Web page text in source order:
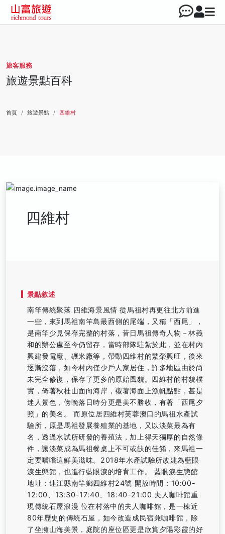
旅客服務
旅遊景點百科
首頁 旅遊景點 四維村
四維村
景點敘述
南竿傳統聚落 四維海景風情 從馬祖村再更往北方前進
一些，來到馬祖南竿島最西側的尾端，又稱「西尾」，
是南竿少見保存完整的村落，昔日馬祖傳奇人物－林義
和的辦公處至今仍留存，當時部隊駐紮於此，並在村內
興建發電廠、碾米廠等，帶動四維村的繁榮興旺，後來
逐漸沒落，如今村內僅少戶人家居住，許多地區由於尚
未完全修復，保存了更多的原始風貌。四維村的村貌樸
實，倚著秋桂山面向海岸，襯著海面上漁帆點點，甚是
迷人景色，傍晚落日時分更是美不勝收，有著「西尾夕
照」的美名。 而原位居四維村芙蓉澳口的馬祖水產試
驗所，原是馬祖發展養殖業的基地，又以淡菜最為有
名，透過水試所研發的養殖法，加上得天獨厚的自然條
件，讓淡菜成為馬祖餐桌上不可或缺的佳餚，來馬祖一
定要嚐嚐這鮮美滋味。2018年水產試驗所改建為藍眼
淚生態館，也進行藍眼淚的培育工作。 藍眼淚生態館
地址：連江縣南竿鄉四維村24號 開放時間：10:00-
12:00、13:30-17:40、18:40-21:00 夫人咖啡館重
現傳統石屋浪漫 位在村落中的夫人咖啡館，是一棟近
80年歷史的傳統石屋，如今改造成民宿兼咖啡館，除
了坐擁山海美景，庭院的座位區更是欣賞夕陽彩霞的好